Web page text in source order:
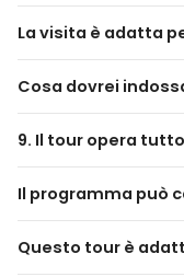
Monastero di
Valle dei Piccioni
La visita è adatta
specialmente nella
considerare il loro
Cosa dovrei
9. Il tour opera
atmosferiche
Il programma può
Questo tour è